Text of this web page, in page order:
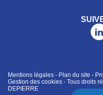
Mentions légales - Plan du site -
Gestion des cookies - Tous droits
DEPIERRE